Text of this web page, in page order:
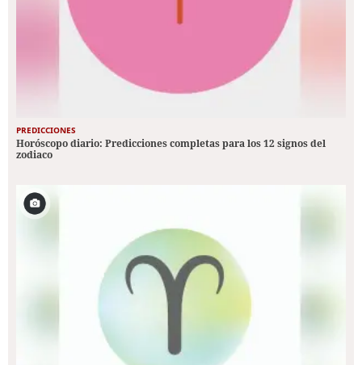
PREDICCIONES
Horóscopo diario: Predicciones completas para los 12 signos del
zodiaco